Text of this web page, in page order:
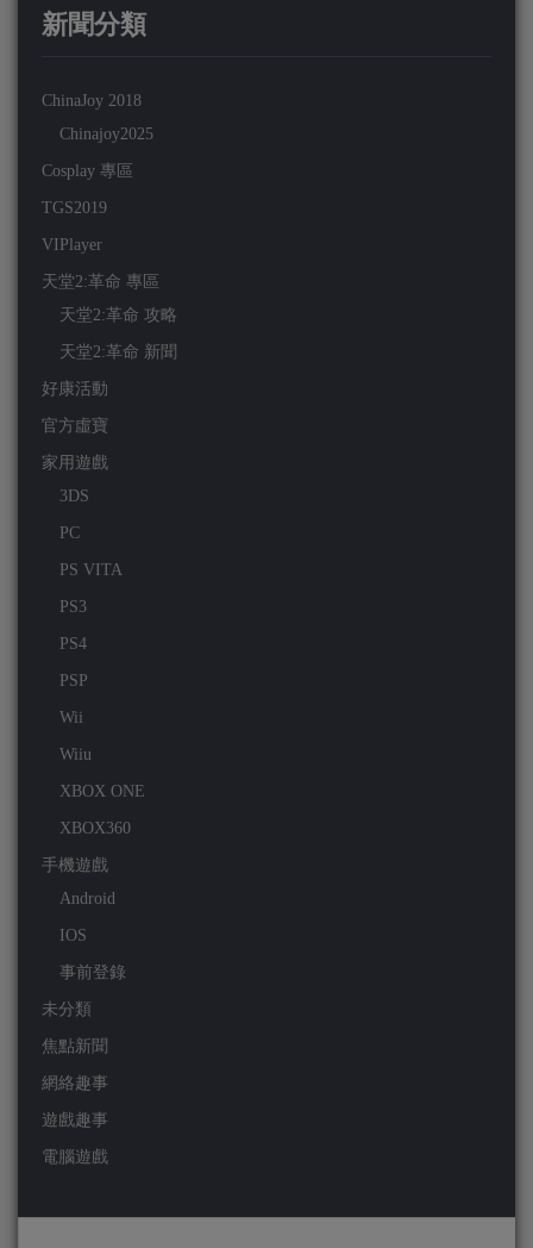
新聞分類
ChinaJoy 2018
Chinajoy2025
Cosplay 專區
TGS2019
VIPlayer
天堂2:革命 專區
天堂2:革命 攻略
天堂2:革命 新聞
好康活動
官方虛寶
家用遊戲
3DS
PC
PS VITA
PS3
PS4
PSP
Wii
Wiiu
XBOX ONE
XBOX360
手機遊戲
Android
IOS
事前登錄
未分類
焦點新聞
網絡趣事
遊戲趣事
電腦遊戲